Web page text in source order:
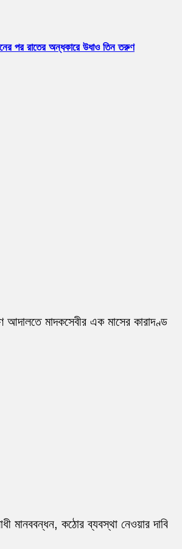
পর রাতের অন্ধকারে উধাও তিন তরুণ
আদালতে মাদকসেবীর এক মাসের কারাদণ্ড
মানববন্ধন, কঠোর ব্যবস্থা নেওয়ার দাবি